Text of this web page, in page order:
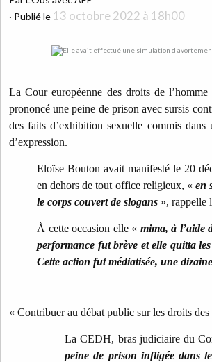
· Publié le 13 octobre 2022 à 18h00
La Cour européenne des droits de
prononcé une peine de prison avec sursis
des faits d’exhibition sexuelle commis
d’expression.
Eloïse Bouton avait manifesté le 20
en dehors de tout office religieux, « en
le corps couvert de slogans », rappelle
À cette occasion elle « mima, à l’aide
performance fut brève et elle quitta
Cette action fut médiatisée, une
« Contribuer au débat public sur les droits des
La CEDH, bras judiciaire du
peine de prison infligée dans